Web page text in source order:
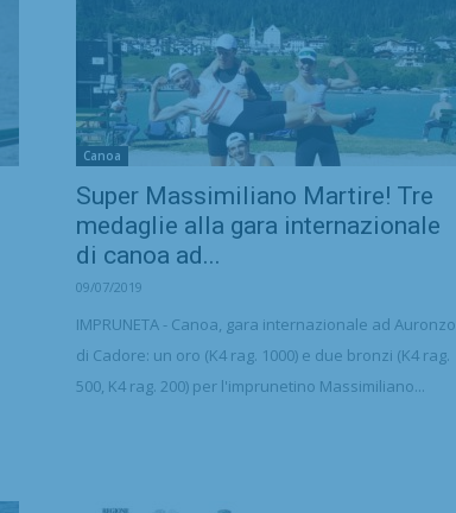
Canoa
Super Massimiliano Martire! Tre
medaglie alla gara internazionale
di canoa ad...
09/07/2019
IMPRUNETA - Canoa, gara internazionale ad Auronzo
di Cadore: un oro (K4 rag. 1000) e due bronzi (K4 rag.
500, K4 rag. 200) per l'imprunetino Massimiliano...